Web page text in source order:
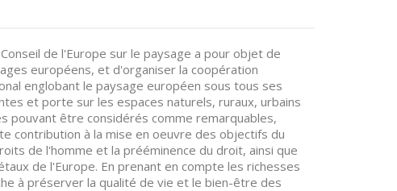
de l'Europe sur le paysage a pour objet de
européens, et d'organiser la coopération
englobant le paysage européen sous tous ses
et porte sur les espaces naturels, ruraux, urbains
pouvant être considérés comme remarquables,
contribution à la mise en oeuvre des objectifs du
de l'homme et la prééminence du droit, ainsi que
de l'Europe. En prenant en compte les richesses
à préserver la qualité de vie et le bien-être des